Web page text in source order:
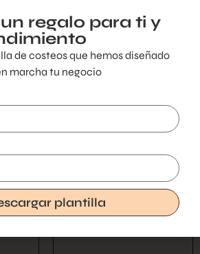
relacionados
$61.880
regalo para ti y
de costeos que hemos diseñado
marcha tu negocio
plantilla